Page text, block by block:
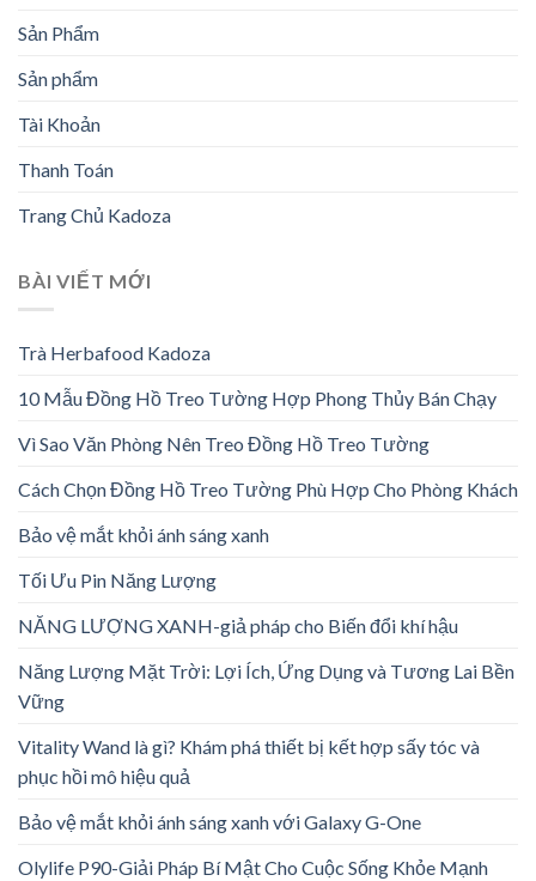
Sản Phẩm
Sản phẩm
Tài Khoản
Thanh Toán
Trang Chủ Kadoza
BÀI VIẾT MỚI
Trà Herbafood Kadoza
10 Mẫu Đồng Hồ Treo Tường Hợp Phong Thủy Bán Chạy
Vì Sao Văn Phòng Nên Treo Đồng Hồ Treo Tường
Cách Chọn Đồng Hồ Treo Tường Phù Hợp Cho Phòng Khách
Bảo vệ mắt khỏi ánh sáng xanh
Tối Ưu Pin Năng Lượng
NĂNG LƯỢNG XANH-giả pháp cho Biến đổi khí hậu
Năng Lượng Mặt Trời: Lợi Ích, Ứng Dụng và Tương Lai Bền
Vững
Vitality Wand là gì? Khám phá thiết bị kết hợp sấy tóc và
phục hồi mô hiệu quả
Bảo vệ mắt khỏi ánh sáng xanh với Galaxy G-One
Olylife P90-Giải Pháp Bí Mật Cho Cuộc Sống Khỏe Mạnh